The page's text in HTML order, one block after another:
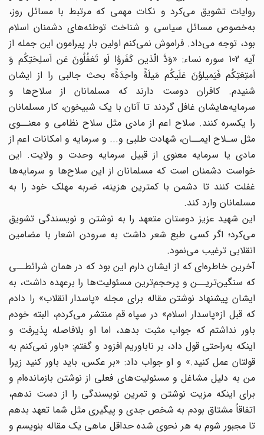
روایات تشویق می‌کرد و نکات مهمی که مرتبط با مسائل روز،
به‌خصوص مسائل سیاسی و شناخت توطئه‌های دشمنان اسلام
بود، توجه می‌داد. فراموش نمی‌کنم اولین بار پیرامون این جمله از
آیه 102 سوره نساء: «وَدَّ الّذین کَفَروُا لَو تَغفُلُونَ عَن اَسلِحَتِکُم وَ
اَمتِعَتِکُم فَیَمیلوُنَ عَلَیکُم مَیلَۀً واحِدَۀً» بحث جالبی را از ایشان
شنیدم. کافران دوست دارند که مسلمانان از سلاح‌ها و
سرمایه‌هایشان غافل گردند تا آنان با یک شبیخون، کار مسلمانان
را یکسره کنند. سلاح اعم از مادی مثل سلاح نظامی و معنــوی
مثل سـلاح ایمــان، شهادت طلبی و... و سرمایه و امکانات اعم از
مادی یا سرمایه معنوی از قبیل سرمایه وحدت و ولایت. این
خواست دشمنان است که مسلمانان از این سلاح‌ها و سرمایه‌ها
غفلت کنند تا دشمن با کمترین هزینه، ضربه مهلک خود را به
مسلمانان وارد کند.
این شهید عزیز دوستان متعهد را به نوشتن و نویسندگی تشویق
می‌کرد؛ اگر کسی طبع شعر داشت به سرودن اشعار با مضامین
انقلابی ترغیب می‌نمود.
آخرین خاطره‌ای که از ایشان دارم این بود که در همان شرائطــی
که سنگین‌تریــن و پرحجم‌ترین مسئولیت‌ها را برعهده داشت، به
ایشان پیشنهاد نوشتن مقاله برای مجله «پاسدار انقلاب» را دادم
که قبل از«پاسدار اسلام» در سپاه قم منتشر می‌کردم، البته خودم
باور نداشتم که جواب مثبت بدهد، اما او بلافاصله پذیرفت و
اینکه به‌راحتی قول داد، بر ناباوریم افزود و گفتم: «باور نمی‌کنم به
قولتان عمل کنید.» و او جواب داد: «بر عکس، باید باور کنید زیرا
من به دلیل مشاغل و مسئولیت‌های فعلی از نوشتن بازمانده‌ام و
برای اینکه مزیت نوشتن و تمرین نویسندگی را از دست ندهم،
اتفاقاً مشتاق بودم به شخص جدی و پیگیری مثل شما تعهد بدهم
تا مجبور شوم به هر نحوی شده حداقل ماهی یک مقاله بنویسم و